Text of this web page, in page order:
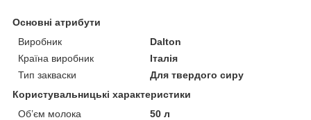
Основні атрибути
Виробник
Dalton
Країна виробник
Італія
Тип закваски
Для твердого сиру
Користувальницькі характеристики
Об’єм молока
50 л